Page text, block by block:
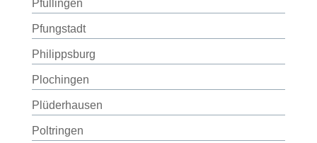
Pfullingen
Pfungstadt
Philippsburg
Plochingen
Plüderhausen
Poltringen